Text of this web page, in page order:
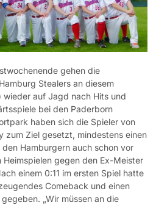
gehen die
Stealers an diesem
wieder auf Jagd nach Hits und
bei den Paderborn
haben sich die Spieler von
zum Ziel gesetzt, mindestens einen
Hamburgern auch schon vor
gegen den Ex-Meister
einem 0:11 im ersten Spiel hatte
Comeback und einen
„Wir müssen an die